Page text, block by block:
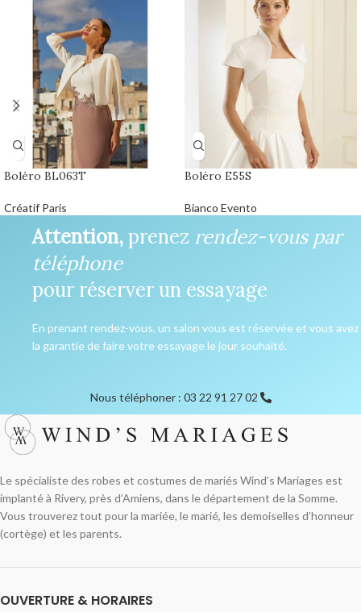
Boléro BL063T
Créatif Paris
Boléro E55S
Bianco Evento
Attention,prenez rendez-vous par
téléphone
pour réserver un essayage
En prenant rendez-vous, un salon vous est réservée et vous avez
la garantie de faire votre essayage le jour souhaité.
Nous téléphoner : 03 22 91 27 02
Le spécialiste des robes et costumes de mariés Wind’s Mariages est
implanté à Rivery, près d’Amiens, dans le département de la Somme.
Vous trouverez tout pour la mariée, le marié, les demoiselles d’honneur
(cortège) et les parents.
OUVERTURE & HORAIRES